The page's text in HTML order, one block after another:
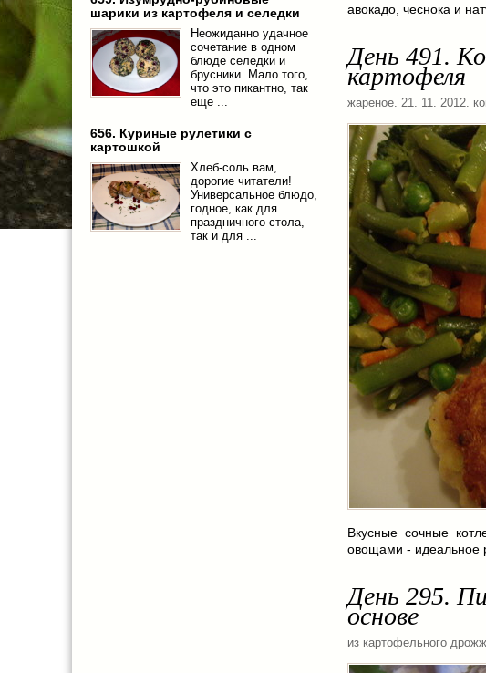
авокадо, чеснока и
День 491.
картофеля
жареное . 21. 11. 2012.
Вкусные сочные
овощами - идеальное
День 295.
основе
из картофельного
шарики из картофеля и селедки
Неожиданно удачное
сочетание в одном
блюде селедки и
брусники. Мало того,
что это пикантно, так
еще ...
656. Куриные рулетики с
картошкой
Хлеб-соль вам,
дорогие читатели!
Универсальное блюдо,
годное, как для
праздничного стола,
так и для ...